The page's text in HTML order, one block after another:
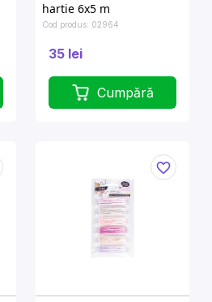
hartie 6x5 m
Cod produs: 02964
35 lei
Cumpără